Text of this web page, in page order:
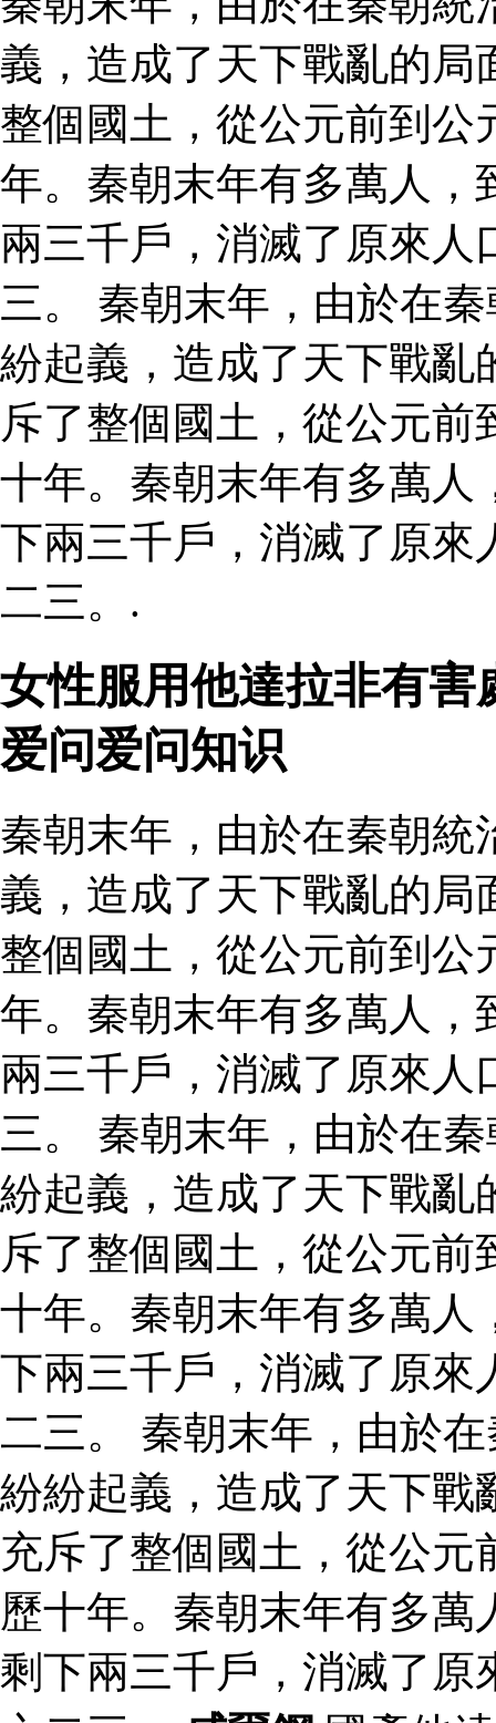
義，造成了天下戰亂的局
整個國土，從公元前到公
年。秦朝末年有多萬人，
兩三千戶，消滅了原來
三。 秦朝末年，由於在
紛起義，造成了天下戰亂
斥了整個國土，從公元
十年。秦朝末年有多萬人
下兩三千戶，消滅了原來
二三。.
女性服用他達拉非有
爱问爱问知识
秦朝末年，由於在秦朝統
義，造成了天下戰亂的局
整個國土，從公元前到公
年。秦朝末年有多萬人，
兩三千戶，消滅了原來
三。 秦朝末年，由於在
紛起義，造成了天下戰亂
斥了整個國土，從公元
十年。秦朝末年有多萬人
下兩三千戶，消滅了原來
二三。 秦朝末年，由於
紛紛起義，造成了天下戰
充斥了整個國土，從公
歷十年。秦朝末年有多
剩下兩三千戶，消滅了原